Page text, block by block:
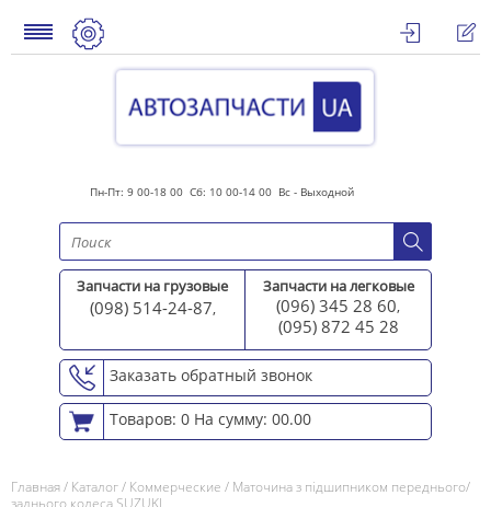
Пн-Пт: 9 00-18 00 Сб: 10 00-14 00 Вс - Выходной
Запчасти на грузовые
(098) 514-24-87,
Запчасти на легковые
(096) 345 28 60,
(095) 872 45 28
Заказать обратный звонок
Товаров: 0 На сумму: 00.00
Главная/ Каталог/ Коммерческие / Маточина з підшипником переднього/
заднього колеса SUZUKI